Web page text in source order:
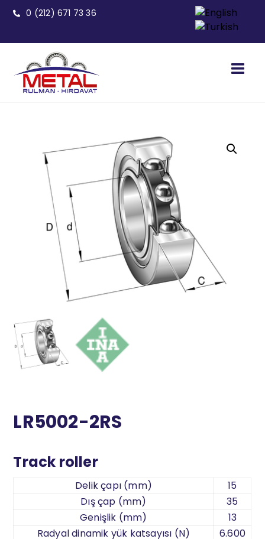
0 (212) 671 73 36
LR5002-2RS
Track roller
Delik çapı (mm)
15
Dış çap (mm)
35
Genişlik (mm)
13
Radyal dinamik yük katsayısı (N)
6.600